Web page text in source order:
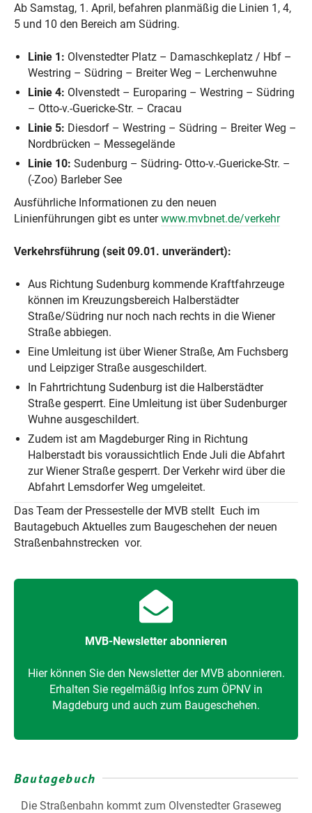
Ab Samstag, 1. April, befahren planmäßig die Linien 1, 4,
5 und 10 den Bereich am Südring.
Linie 1: Olvenstedter Platz – Damaschkeplatz / Hbf –
Westring – Südring – Breiter Weg – Lerchenwuhne
Linie 4: Olvenstedt – Europaring – Westring – Südring
– Otto-v.-Guericke-Str. – Cracau
Linie 5: Diesdorf – Westring – Südring – Breiter Weg –
Nordbrücken – Messegelände
Linie 10: Sudenburg – Südring- Otto-v.-Guericke-Str. –
(-Zoo) Barleber See
Ausführliche Informationen zu den neuen
Linienführungen gibt es unterwww.mvbnet.de/verkehr
Verkehrsführung (seit 09.01. unverändert):
Aus Richtung Sudenburg kommende Kraftfahrzeuge
können im Kreuzungsbereich Halberstädter
Straße/Südring nur noch nach rechts in die Wiener
Straße abbiegen.
Eine Umleitung ist über Wiener Straße, Am Fuchsberg
und Leipziger Straße ausgeschildert.
In Fahrtrichtung Sudenburg ist die Halberstädter
Straße gesperrt. Eine Umleitung ist über Sudenburger
Wuhne ausgeschildert.
Zudem ist am Magdeburger Ring in Richtung
Halberstadt bis voraussichtlich Ende Juli die Abfahrt
zur Wiener Straße gesperrt. Der Verkehr wird über die
Abfahrt Lemsdorfer Weg umgeleitet.
Das Team der Pressestelle der MVB stellt Euch im
Bautagebuch Aktuelles zum Baugeschehen der neuen
Straßenbahnstrecken vor.
MVB-Newsletter abonnieren
Hier können Sie den Newsletter der MVB abonnieren.
Erhalten Sie regelmäßig Infos zum ÖPNV in
Magdeburg und auch zum Baugeschehen.
Bautagebuch
Die Straßenbahn kommt zum Olvenstedter Graseweg